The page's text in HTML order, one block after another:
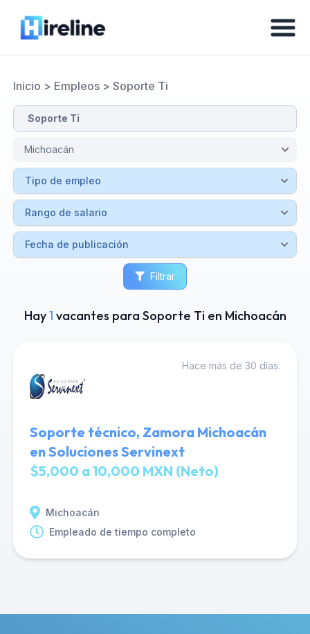
Inicio > Empleos> Soporte Ti
Filtrar
Hay1 vacantes para Soporte Ti en Michoacán
Hace más de 30 días.
Soporte técnico, Zamora Michoacán
en Soluciones Servinext
$5,000 a 10,000 MXN (Neto)
Michoacán
Empleado de tiempo completo